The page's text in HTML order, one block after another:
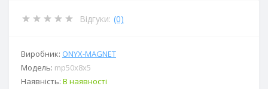
Відгуки: (0)
Виробник: ОNYX-MAGNET
Модель: mp50х8х5
Наявність: В наявності